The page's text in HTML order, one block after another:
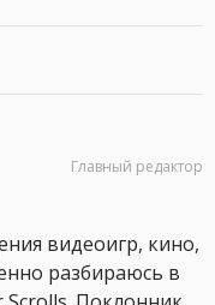
Главный редактор
видеоигр, кино,
разбираюсь в